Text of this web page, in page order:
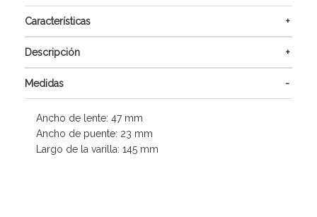
Características
Descripción
Medidas
Ancho de lente: 47 mm
Ancho de puente: 23 mm
Largo de la varilla: 145 mm